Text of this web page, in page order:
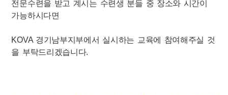
전문수련을 받고 계시는 수련생 분들 중 장소와 시간이
가능하시다면
KOVA 경기남부지부에서 실시하는 교육에 참여해주실 것
을 부탁드리겠습니다.